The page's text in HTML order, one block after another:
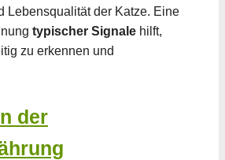
Lebensqualität der Katze. Eine
typischer Signale hilft,
zu erkennen und
der